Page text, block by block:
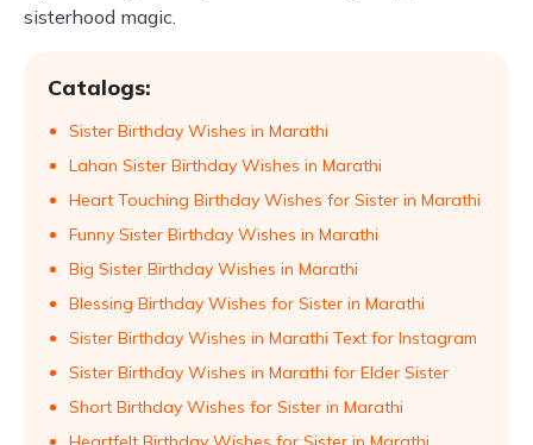
sisterhood magic.
Catalogs:
Sister Birthday Wishes in Marathi
Lahan Sister Birthday Wishes in Marathi
Heart Touching Birthday Wishes for Sister in Marathi
Funny Sister Birthday Wishes in Marathi
Big Sister Birthday Wishes in Marathi
Blessing Birthday Wishes for Sister in Marathi
Sister Birthday Wishes in Marathi Text for Instagram
Sister Birthday Wishes in Marathi for Elder Sister
Short Birthday Wishes for Sister in Marathi